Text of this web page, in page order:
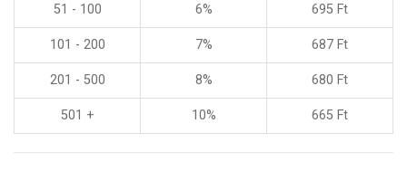
51 - 100 6% 695 Ft
101 - 200 7% 687 Ft
201 - 500 8% 680 Ft
501 + 10% 665 Ft